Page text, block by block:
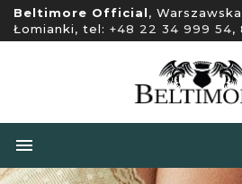
Beltimore Official,
Łomianki, tel: +48 22 34 999 54,
